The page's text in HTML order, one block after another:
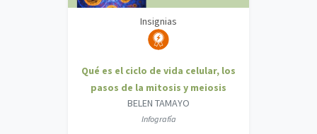
Insignias
Qué es el ciclo de vida celular, los
pasos de la mitosis y meiosis
BELEN TAMAYO
Infografía